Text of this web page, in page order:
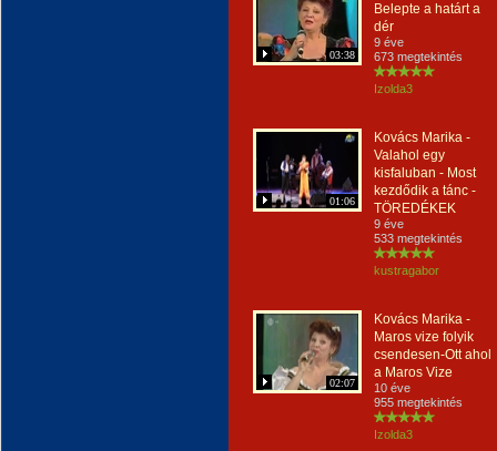
03:38
Belepte a határt a
dér
9 éve
673 megtekintés
Izolda3
01:06
Kovács Marika -
Valahol egy
kisfaluban - Most
kezdődik a tánc -
TÖREDÉKEK
9 éve
533 megtekintés
kustragabor
02:07
Kovács Marika -
Maros vize folyik
csendesen-Ott ahol
a Maros Vize
10 éve
955 megtekintés
Izolda3